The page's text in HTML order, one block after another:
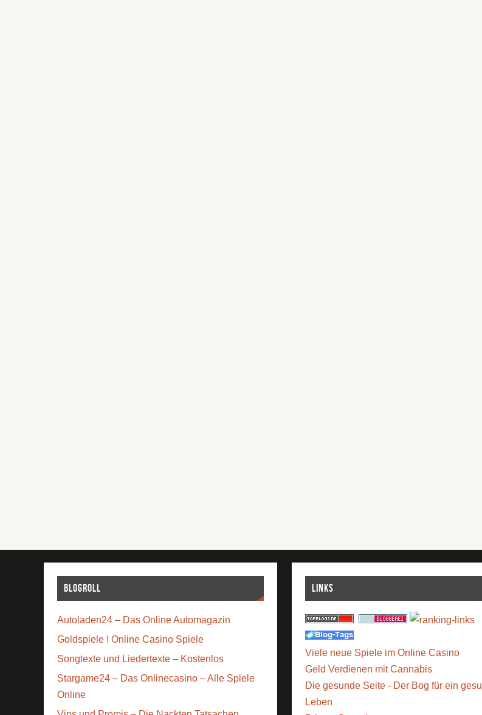
Blogroll
Autoladen24 – Das Online Automagazin
Goldspiele ! Online Casino Spiele
Songtexte und Liedertexte – Kostenlos
Stargame24 – Das Onlinecasino – Alle Spiele
Online
Links
Viele neue Spiele im Online Casino
Geld Verdienen mit Cannabis
Die gesunde Seite - Der Bog für ein
Leben